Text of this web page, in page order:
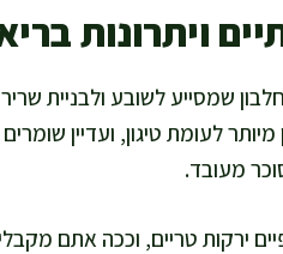
ויתרונות
שמסייע לשובע ולבניית
לעומת טיגון, ועדיין
מעובד.
ירקות טריים, וככה אתם